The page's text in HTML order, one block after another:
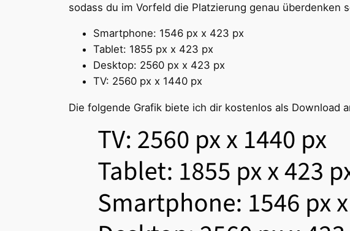
sodass du im Vorfeld die Platzierung genau überdenken
Smartphone: 1546 px x 423 px
Tablet: 1855 px x 423 px
Desktop: 2560 px x 423 px
TV: 2560 px x 1440 px
Die folgende Grafik biete ich dir kostenlos als Download